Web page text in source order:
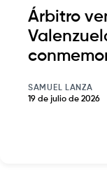
Árbitro
SAMUEL LANZA
19 de julio de 2026